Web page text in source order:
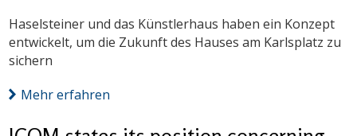
Haselsteiner und das Künstlerhaus haben ein Konzept
entwickelt, um die Zukunft des Hauses am Karlsplatz zu
sichern
Mehr erfahren